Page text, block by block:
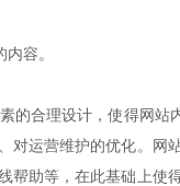
容。
的合理设计，使得网站
运营维护的优化。网
助等，在此基础上使